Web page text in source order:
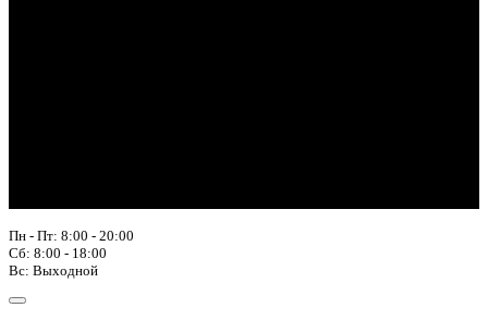
Пн - Пт: 8:00 - 20:00
Сб: 8:00 - 18:00
Вс: Выходной